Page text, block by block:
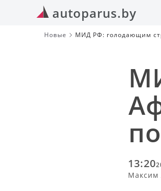
autoparus.by
Новые МИД РФ: голодающим
13:20
Максим